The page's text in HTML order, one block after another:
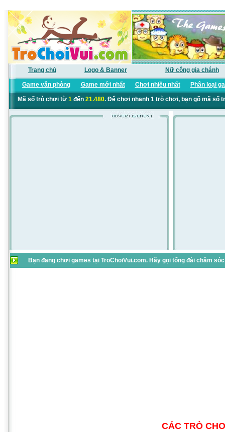
Trang chủ Logo & Banner Nữ công gia chánh
Game văn phòng Game mới nhất Chơi nhiều nhất Phân loại
Mã số trò chơi từ 1đến 21.480. Để chơi nhanh 1 trò chơi, bạn gõ mã số
Bạn đang chơi games tại TroChoiVui.com. Hãy gọi tổng đài chăm
CÁC TRÒ